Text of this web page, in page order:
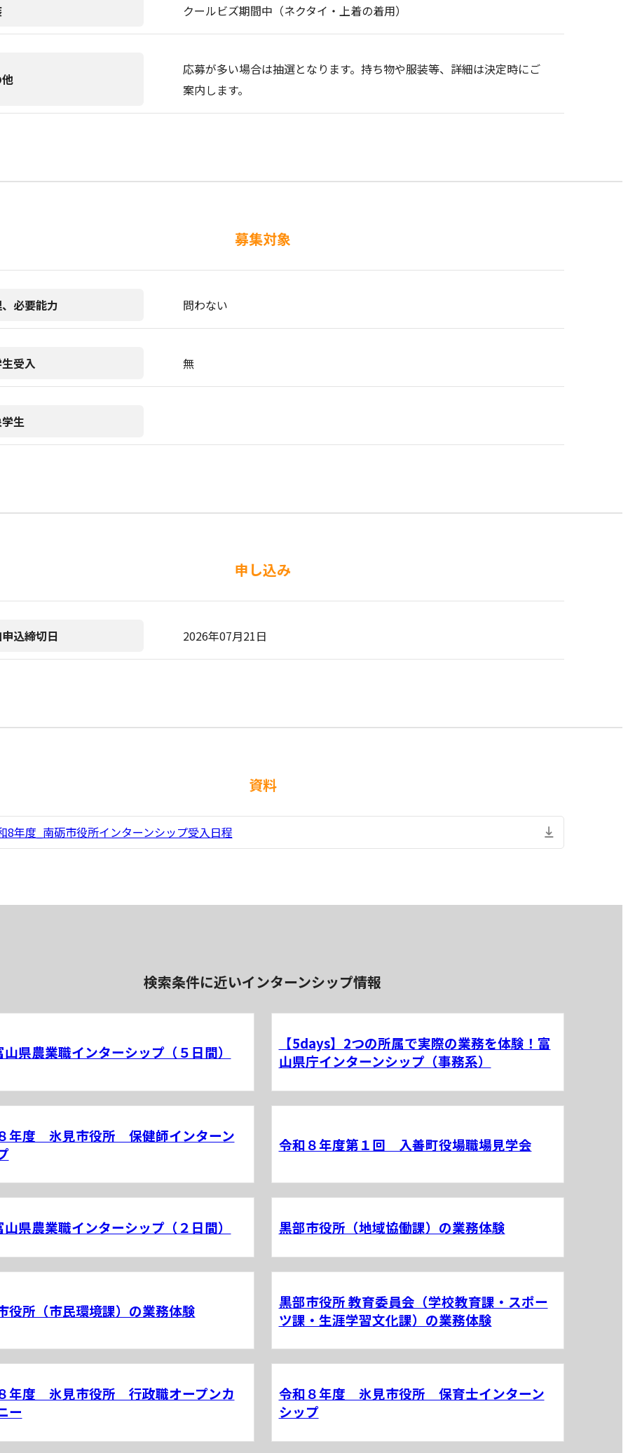
クールビズ期間中（ネクタイ・上着の着用）
応募が多い場合は抽選となります。持ち物や服装等、詳細は決定時にご
案内します。
募集対象
必要能力 問わない
受入 無
生
申し込み
込締切日 2026年07月21日
資料
8年度_南砺市役所インターンシップ受入日程
検索条件に近いインターンシップ情報
県農業職インターシップ（５日間）
【5days】2つの所属で実際の業務を体験！富
山県庁インターンシップ（事務系）
年度 氷見市役所 保健師インターン
令和８年度第１回 入善町役場職場見学会
県農業職インターシップ（２日間） 黒部市役所（地域協働課）の業務体験
役所（市民環境課）の業務体験
黒部市役所 教育委員会（学校教育課・スポー
ツ課・生涯学習文化課）の業務体験
年度 氷見市役所 行政職オープンカ
ー
令和８年度 氷見市役所 保育士インターン
シップ